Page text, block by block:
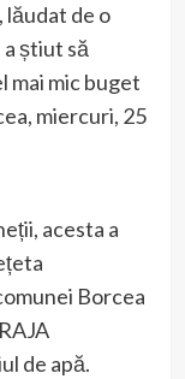
lăudat de o
știut să
mai mic buget
miercuri, 25
acesta a
Borcea
de apă.